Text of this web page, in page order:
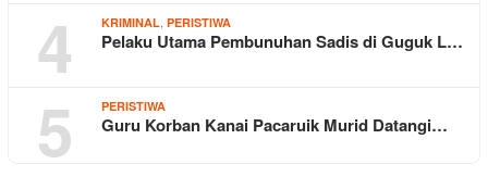
4 KRIMINAL PERISTIWA
Pelaku Utama Pembunuhan Sadis di Guguk L…
5 PERISTIWA
Guru Korban Kanai Pacaruik Murid Datangi…